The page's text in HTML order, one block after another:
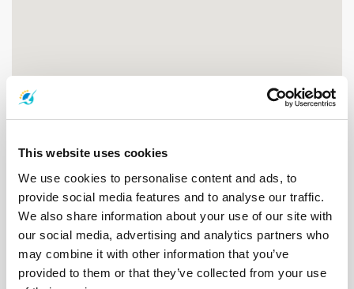
This website uses cookies
We use cookies to personalise content and ads, to
provide social media features and to analyse our traffic.
We also share information about your use of our site with
our social media, advertising and analytics partners who
may combine it with other information that you’ve
provided to them or that they’ve collected from your use
老市场
暹粒老市场:吴哥窟和柬埔寨文化 老市场位于暹粒市中心,是当地文
化丰富性的生动写照。作为当地人的日常聚集地,这里从新鲜农产